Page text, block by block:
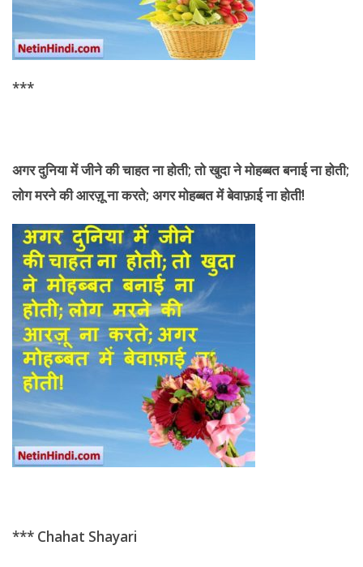
***
अगर दुनिया में जीने कीचाहत ना होती; तो खुदा ने मोहब्बत बनाई ना होती;
लोग मरने की आरज़ू ना करते; अगर मोहब्बत में बेवाफ़ाई ना होती!
*** Chahat Shayari